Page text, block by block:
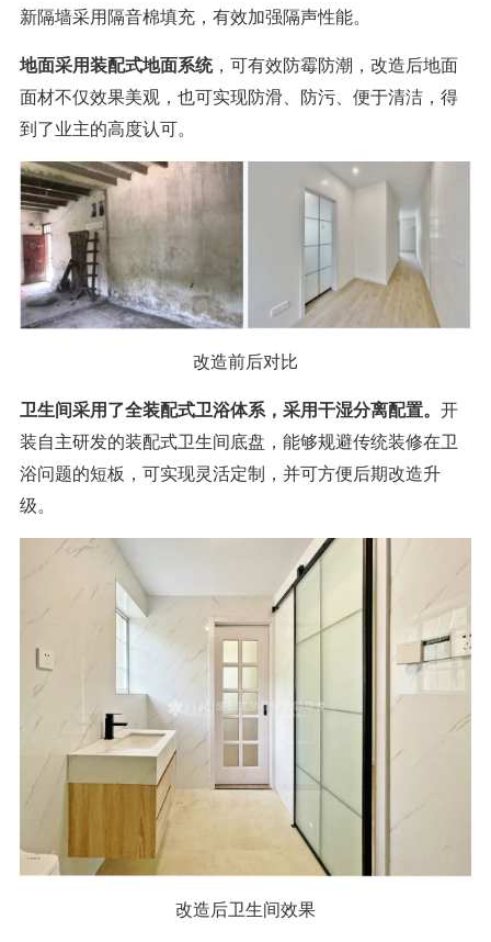
新隔墙采用隔音棉填充，有效加强隔声性能。
地面采用装配式地面系统，可有效防霉防潮，改造后地面
面材不仅效果美观，也可实现防滑、防污、便于清洁，得
到了业主的高度认可。
改造前后对比
卫生间采用了全装配式卫浴体系，采用干湿分离配置。 开
装自主研发的装配式卫生间底盘，能够规避传统装修在卫
浴问题的短板，可实现灵活定制，并可方便后期改造升
级。
改造后卫生间效果